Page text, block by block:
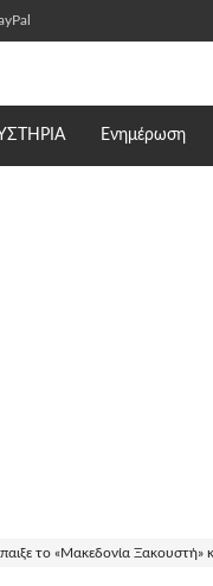
Ενημέρωση
το «Μακεδονία Ξακουστή»